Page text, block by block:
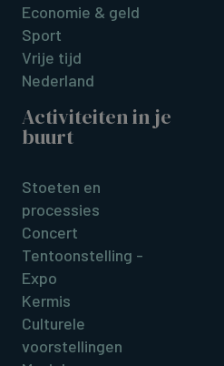
Economie & geld
Sport
Vrije tijd
Nederland
Activiteiten in je
buurt
Stoeten en
processies
Concert
Tentoonstelling -
Expo
Kermis
Culturele
voorstellingen